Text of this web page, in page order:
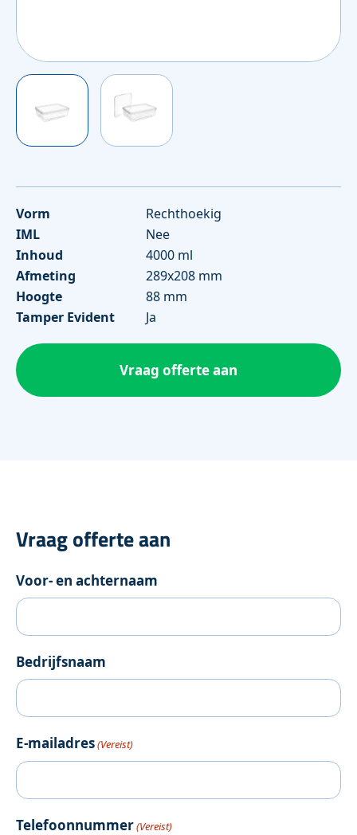
Vorm
Rechthoekig
IML
Nee
Inhoud
4000 ml
Afmeting
289x208 mm
Hoogte
88 mm
Tamper Evident
Ja
Vraag offerte aan
Vraag offerte aan
Voor- en achternaam
Bedrijfsnaam
E-mailadres(Vereist)
Telefoonnummer(Vereist)